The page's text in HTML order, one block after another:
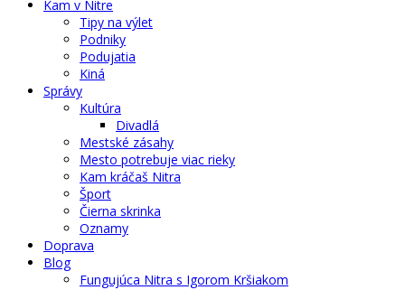
Kam v Nitre
Tipy na výlet
Podniky
Podujatia
Kiná
Správy
Kultúra
Divadlá
Mestské zásahy
Mesto potrebuje viac rieky
Kam kráčaš Nitra
Šport
Čierna skrinka
Oznamy
Doprava
Blog
Fungujúca Nitra s Igorom Kršiakom